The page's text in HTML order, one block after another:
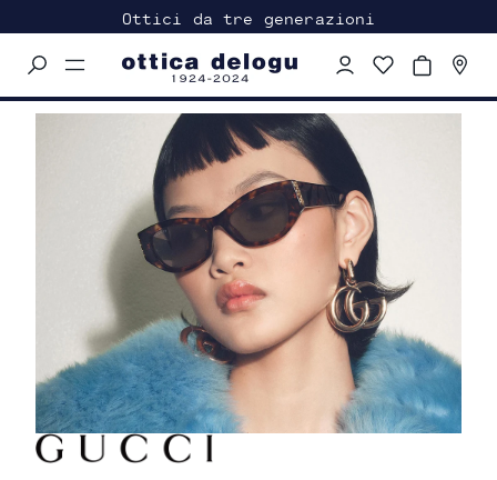
Ottici da tre generazioni
Menu
navigation
trigger